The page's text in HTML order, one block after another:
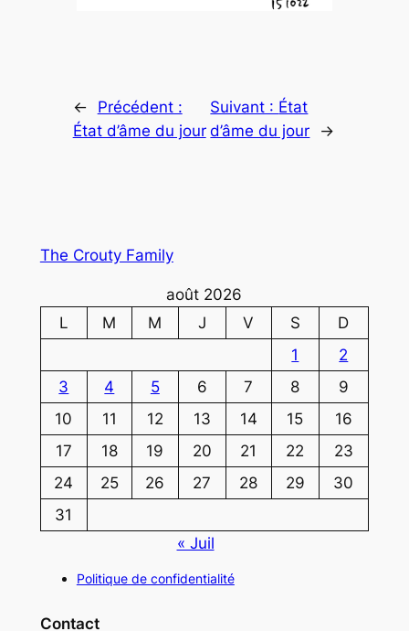
←
Précédent :
État d’âme du jour
Suivant : État
d’âme du jour
→
The Crouty Family
août 2026
L
M M J V S
D
1
2
3
4 5 6 7 8
9
10
11 12 13 14 15
16
17
18 19 20 21 22
23
24
25 26 27 28 29
30
31
« Juil
Politique de confidentialité
Contact